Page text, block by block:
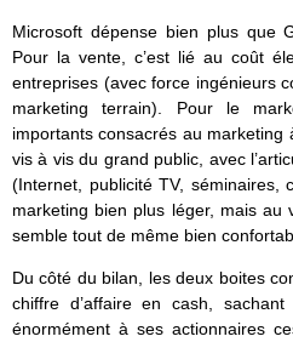
Microsoft dépense bien plus que
Pour la vente, c’est lié au coût
entreprises (avec force ingénieurs
marketing terrain). Pour le
importants consacrés au
vis à vis du grand public, avec
(Internet, publicité TV, séminaires,
marketing bien plus léger, mais
semble tout de même bien
Du côté du bilan, les deux boites
chiffre d’affaire en cash,
énormément à ses actionnaires